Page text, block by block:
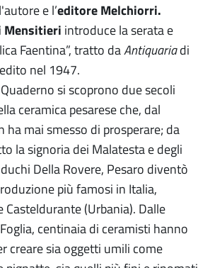
e l’editore Melchiorri.
Mensitieri introduce la serata e
Faentina”, tratto daAntiquariadi
nel 1947.
si scoprono due secoli
ceramica pesarese che, dal
ha mai smesso di prosperare; da
la signoria dei Malatesta e degli
Della Rovere, Pesaro diventò
più famosi in Italia,
Casteldurante (Urbania). Dalle
centinaia di ceramisti hanno
creare sia oggetti umili come